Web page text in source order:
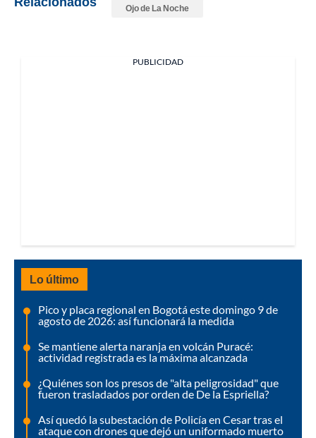
Ojo de La Noche
PUBLICIDAD
Lo último
Pico y placa regional en Bogotá este domingo 9 de
agosto de 2026: así funcionará la medida
Se mantiene alerta naranja en volcán Puracé:
actividad registrada es la máxima alcanzada
¿Quiénes son los presos de "alta peligrosidad" que
fueron trasladados por orden de De la Espriella?
Así quedó la subestación de Policía en Cesar tras el
ataque con drones que dejó un uniformado muerto